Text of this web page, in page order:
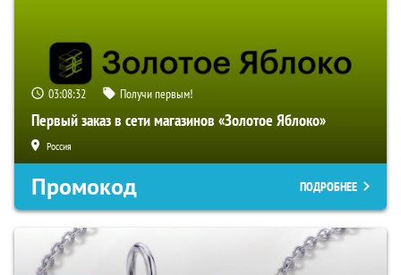
03:08:31 Получи первым!
Первый заказ в сети магазинов «Золотое Яблоко»
Россия
Промокод ПОДРОБНЕЕ